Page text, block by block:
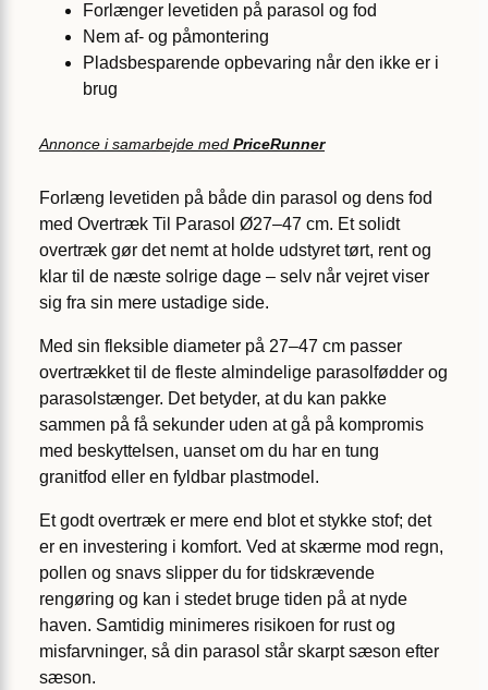
Forlænger levetiden på parasol og fod
Nem af- og påmontering
Pladsbesparende opbevaring når den ikke er i
brug
Annonce i samarbejde med PriceRunner
Forlæng levetiden på både din parasol og dens fod
med Overtræk Til Parasol Ø27–47 cm. Et solidt
overtræk gør det nemt at holde udstyret tørt, rent og
klar til de næste solrige dage – selv når vejret viser
sig fra sin mere ustadige side.
Med sin fleksible diameter på 27–47 cm passer
overtrækket til de fleste almindelige parasolfødder og
parasolstænger. Det betyder, at du kan pakke
sammen på få sekunder uden at gå på kompromis
med beskyttelsen, uanset om du har en tung
granitfod eller en fyldbar plastmodel.
Et godt overtræk er mere end blot et stykke stof; det
er en investering i komfort. Ved at skærme mod regn,
pollen og snavs slipper du for tidskrævende
rengøring og kan i stedet bruge tiden på at nyde
haven. Samtidig minimeres risikoen for rust og
misfarvninger, så din parasol står skarpt sæson efter
sæson.